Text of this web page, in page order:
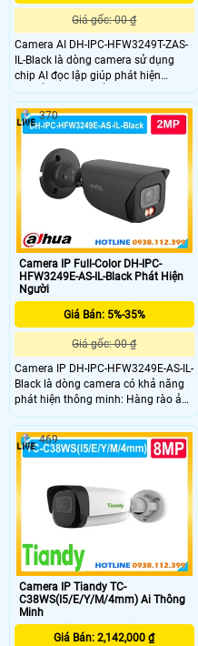
Giá gốc: 00 ₫
Camera AI DH-IPC-HFW3249T-ZAS-
IL-Black là dòng camera sử dụng
chip AI đọc lập giúp phát hiện
chuyển động chuẩn sát phân biệt
được người xe mà vật. Cùng với đó
là míc thu âm thanh chất lượng cao
ghi hình có âm thanh rỏ ràng khả
năng chống nước vượt trội với IP67
giúp camera giám sát ngoài trời ổn
Camera IP Full-Color DH-IPC-
HFW3249E-AS-IL-Black Phát Hiện
Người
Giá Bán: 5%-35%
Giá gốc: 00 ₫
Camera IP DH-IPC-HFW3249E-AS-IL-
Black là dòng camera có khả năng
phát hiện thông minh: Hàng rào ảo,
xâm nhập, phát hiện điện áp.
Camera được tích hợp mic ghi âm
cho vidoe giám sát. Khả năng
chống nước và bụi cao IP67 đảm
trong môi trường ẩm ướt và khói bụi
370
Camera IP Tiandy TC-
C38WS(I5/E/Y/M/4mm) Ai Thông
Minh
Giá Bán: 2,142,000 ₫
469